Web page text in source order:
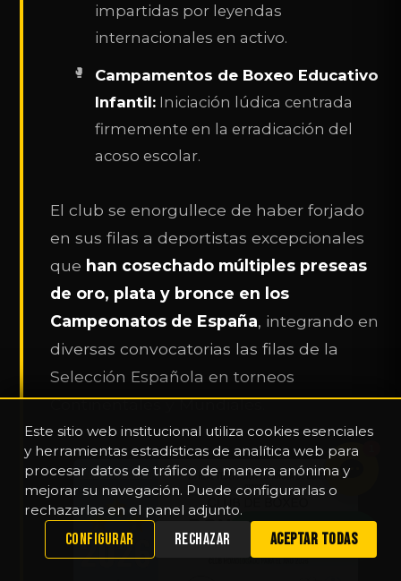
impartidas por leyendas
internacionales en activo.
Campamentos de Boxeo Educativo
Infantil: Iniciación lúdica centrada
firmemente en la erradicación del
acoso escolar.
El club se enorgullece de haber forjado
en sus filas a deportistas excepcionales
que han cosechado múltiples preseas
de oro, plata y bronce en los
Campeonatos de España, integrando en
diversas convocatorias las filas de la
Selección Española en torneos
Continentales y Mundiales.
WHATSAPP
Este sitio web institucional utiliza cookies esenciales
y herramientas estadísticas de analítica web para
procesar datos de tráfico de manera anónima y
mejorar su navegación. Puede configurarlas o
rechazarlas en el panel adjunto.
CONFIGURAR RECHAZAR ACEPTAR TODAS